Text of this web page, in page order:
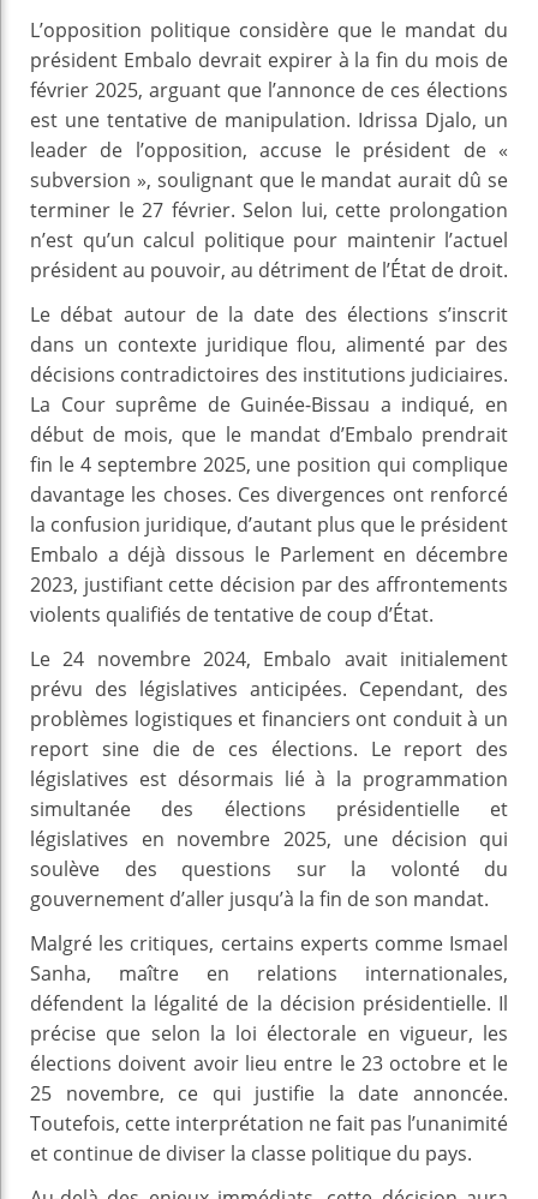
L’opposition politique considère que le mandat du
président Embalo devrait expirer à la fin du mois de
février 2025, arguant que l’annonce de ces élections
est une tentative de manipulation. Idrissa Djalo, un
leader de l’opposition, accuse le président de «
subversion », soulignant que le mandat aurait dû se
terminer le 27 février. Selon lui, cette prolongation
n’est qu’un calcul politique pour maintenir l’actuel
président au pouvoir, au détriment de l’État de droit.
Le débat autour de la date des élections s’inscrit
dans un contexte juridique flou, alimenté par des
décisions contradictoires des institutions judiciaires.
La Cour suprême de Guinée-Bissau a indiqué, en
début de mois, que le mandat d’Embalo prendrait
fin le 4 septembre 2025, une position qui complique
davantage les choses. Ces divergences ont renforcé
la confusion juridique, d’autant plus que le président
Embalo a déjà dissous le Parlement en décembre
2023, justifiant cette décision par des affrontements
violents qualifiés de tentative de coup d’État.
Le 24 novembre 2024, Embalo avait initialement
prévu des législatives anticipées. Cependant, des
problèmes logistiques et financiers ont conduit à un
report sine die de ces élections. Le report des
législatives est désormais lié à la programmation
simultanée des élections présidentielle et
législatives en novembre 2025, une décision qui
soulève des questions sur la volonté du
gouvernement d’aller jusqu’à la fin de son mandat.
Malgré les critiques, certains experts comme Ismael
Sanha, maître en relations internationales,
défendent la légalité de la décision présidentielle. Il
précise que selon la loi électorale en vigueur, les
élections doivent avoir lieu entre le 23 octobre et le
25 novembre, ce qui justifie la date annoncée.
Toutefois, cette interprétation ne fait pas l’unanimité
et continue de diviser la classe politique du pays.